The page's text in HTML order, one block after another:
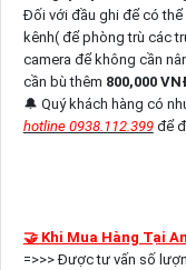
Đối với đầu ghi để có thể
kênh( để phòng trù các
camera để không cần
cần bù thêm 800,000
🔔 Quý khách hàng có
hotline 0938.112.399để
🤝 Khi Mua Hàng Tại
=>>> Được tư vấn số